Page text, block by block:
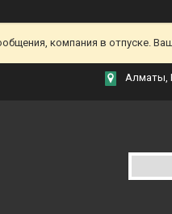
компания в отпуске.
Алматы,